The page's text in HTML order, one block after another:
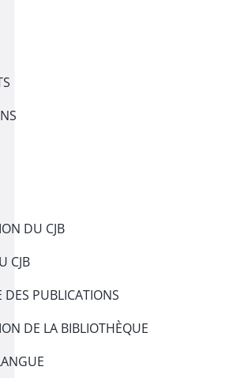
DU CJB
CJB
DES PUBLICATIONS
DE LA BIBLIOTHÈQUE